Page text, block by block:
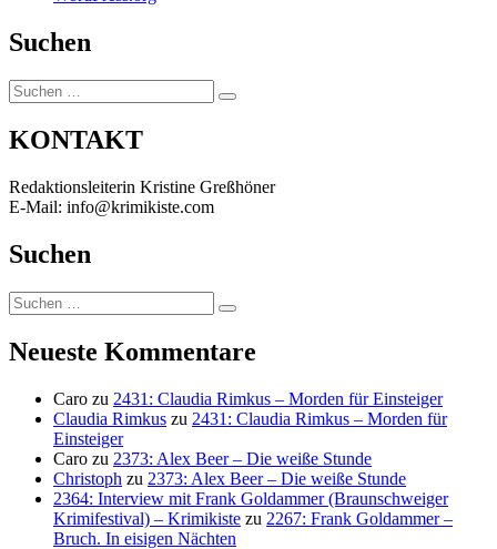
Suchen
Suchen
nach:
Suchen
KONTAKT
Redaktionsleiterin Kristine Greßhöner
E-Mail: info@krimikiste.com
Suchen
Suchen
nach:
Suchen
Neueste Kommentare
Caro zu 2431: Claudia Rimkus – Morden für Einsteiger
Claudia Rimkus zu 2431: Claudia Rimkus – Morden für
Einsteiger
Caro zu 2373: Alex Beer – Die weiße Stunde
Christoph zu 2373: Alex Beer – Die weiße Stunde
2364: Interview mit Frank Goldammer (Braunschweiger
Krimifestival) – Krimikiste zu 2267: Frank Goldammer –
Bruch. In eisigen Nächten